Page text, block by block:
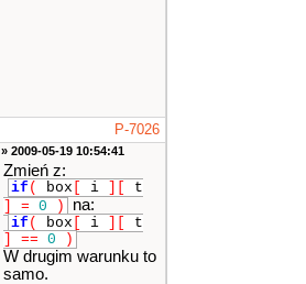
P-7026
» 2009-05-19 10:54:41
Zmień z:
if ( box i
t
]
= 0 ) na:
if( box [ i ] [
t
]
== 0 )
W drugim warunku to
samo.